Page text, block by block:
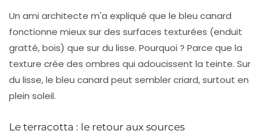
Un ami architecte m'a expliqué que le bleu canard
fonctionne mieux sur des surfaces texturées (enduit
gratté, bois) que sur du lisse. Pourquoi ? Parce que la
texture crée des ombres qui adoucissent la teinte. Sur
du lisse, le bleu canard peut sembler criard, surtout en
plein soleil.
Le terracotta : le retour aux sources